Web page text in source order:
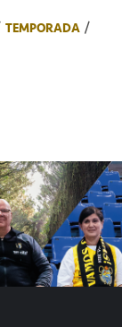
TEMPORADA